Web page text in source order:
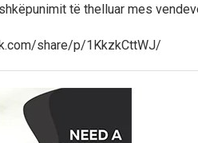
të thelluar mes
share/p/1KkzkCttWJ/